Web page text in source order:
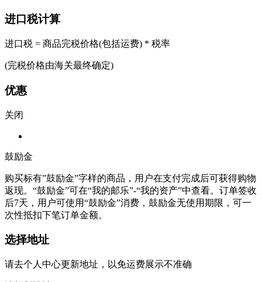
进口税计算
进口税 = 商品完税价格(包括运费) * 税率
(完税价格由海关最终确定)
优惠
关闭
鼓励金
购买标有”鼓励金”字样的商品，用户在支付完成后可获得购物
返现。“鼓励金”可在“我的邮乐”-“我的资产”中查看。订单签收
后7天，用户可使用“鼓励金”消费，鼓励金无使用期限，可一
次性抵扣下笔订单金额。
选择地址
请去个人中心更新地址，以免运费展示不准确